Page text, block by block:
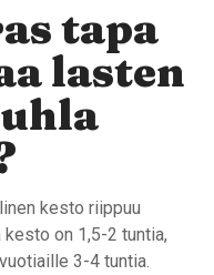
tapa
lasten
kesto riippuu
on 1,5-2 tuntia,
3-4 tuntia.